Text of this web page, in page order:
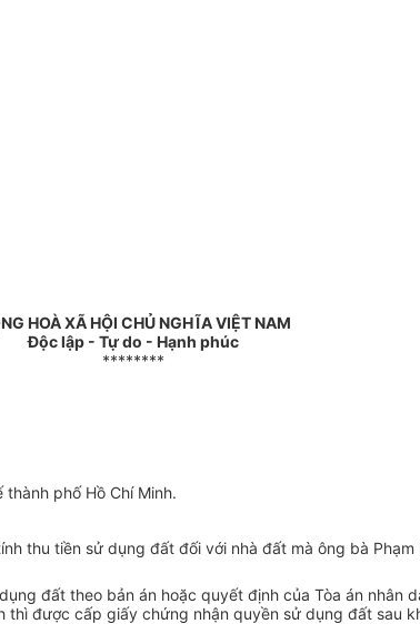
HOÀ XÃ HỘI CHỦ NGHĨA VIỆT NAM
Độc lập - Tự do - Hạnh phúc
********
thành phố Hồ Chí Minh.
thu tiền sử dụng đất đối với nhà đất mà ông bà
đất theo bản án hoặc quyết định của Tòa án nhân
được cấp giấy chứng nhận quyền sử dụng đất sau